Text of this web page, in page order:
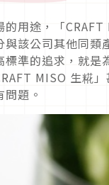
用途，「
該公司其他同
準的追求，就是
MISO 生糀
題。